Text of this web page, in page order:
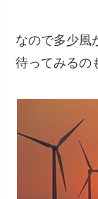
なので多少風
待ってみるの